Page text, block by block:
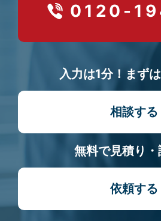
0120-
入力は1分！まず
相談する
無料で見積り・
依頼する